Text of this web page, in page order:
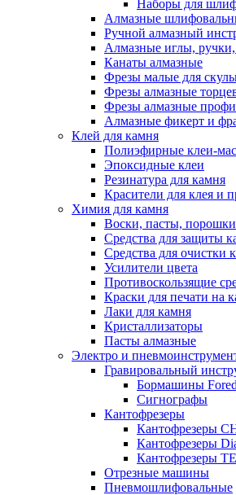
Наборы для
Алмазные
Ручной алмазный
Алмазные иглы, ручки,
Канаты алмазные
Фрезы малые для
Фрезы алмазные
Фрезы алмазные
Алмазные фикерт и
Клей для камня
Полиэфирные клеи-
Эпоксидные клеи
Резинатура для камня
Красители для клея и
Химия для камня
Воски, пасты, порошки
Средства для защиты
Средства для очистки
Усилители цвета
Противоскользящие
Краски для печати на
Лаки для камня
Кристаллизаторы
Пасты алмазные
Электро и
Гравировальный
Бормашины
Сигнографы
Кантофрезеры
Кантофрезеры
Кантофрезеры
Кантофрезеры
Отрезные машины
Пневмошлифовальные